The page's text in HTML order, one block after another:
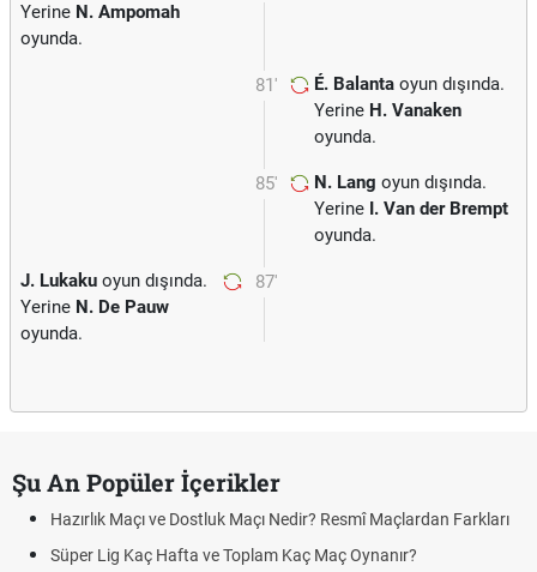
Yerine N. Ampomah
oyunda.
81' É. Balanta oyun dışında.
Yerine H. Vanaken
oyunda.
85' N. Lang oyun dışında.
Yerine I. Van der Brempt
oyunda.
87'
J. Lukaku oyun dışında.
Yerine N. De Pauw
oyunda.
Şu An Popüler İçerikler
Hazırlık Maçı ve Dostluk Maçı Nedir? Resmî Maçlardan Farkları
Süper Lig Kaç Hafta ve Toplam Kaç Maç Oynanır?